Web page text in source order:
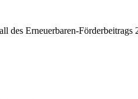
des Erneuerbaren-Förderbeitrags